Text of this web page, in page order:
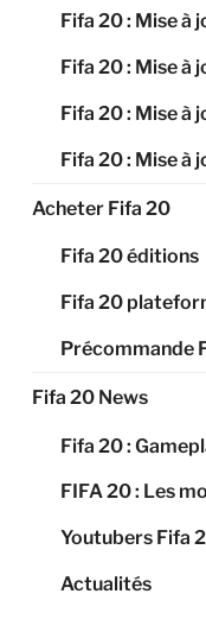
Fifa 20 : Mise à
Fifa 20 : Mise à
Fifa 20 : Mise à
Fifa 20 : Mise à
Acheter Fifa 20
Fifa 20 éditions
Fifa 20
Précommande
Fifa 20 News
Fifa 20 :
FIFA 20 : Les
Youtubers Fifa
Actualités